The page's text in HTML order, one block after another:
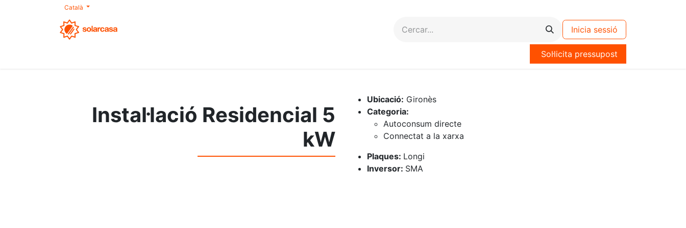
Català
Inicia sessió
Sol·licita pressupost
Instal·lació Residencial 5
kW
Ubicació: Gironès
Categoria:
Autoconsum directe
Connectat a la xarxa
Plaques: Longi
Inversor: SMA